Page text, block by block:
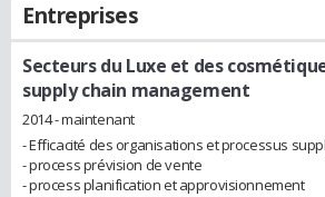
Entreprises
Secteurs du Luxe et des
supply chain management
2014 - maintenant
- Efficacité des organisations et processus
- process prévision de vente
- process planification et approvisionnement